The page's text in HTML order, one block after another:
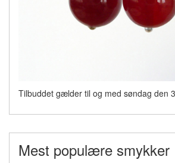
Tilbuddet gælder til og med søndag den
Mest populære smykker